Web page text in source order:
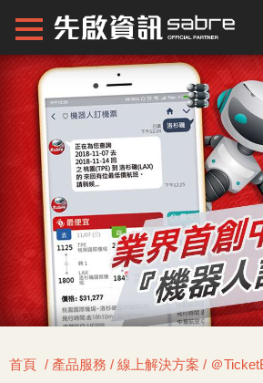
首頁 / 產品服務 / 線上解決方案 / ＠